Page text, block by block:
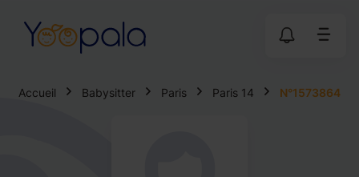
Accueil Babysitter Paris Paris 14 N°1573864